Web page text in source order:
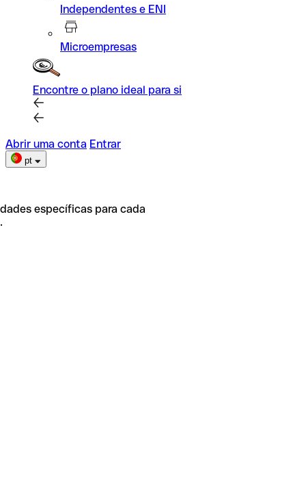
Independentes e ENI
Microempresas
Encontre o plano ideal para si
Abrir uma conta Entrar
pt
específicas para cada